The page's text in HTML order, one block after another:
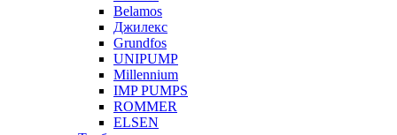
Belamos
Джилекс
Grundfos
UNIPUMP
Millennium
IMP PUMPS
ROMMER
ELSEN